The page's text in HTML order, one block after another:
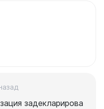
задекларирова